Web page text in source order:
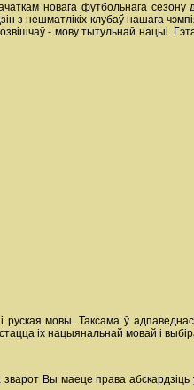
новага футбольнага сезону
нешматлікіх клубаў нашага
- мову тытульнай нацыі.
руская мовы. Таксама ў
іх нацыянальнай мовай і
Вы маеце права абскардзіць